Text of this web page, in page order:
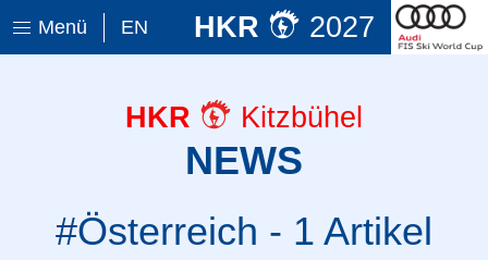
Menü EN HKR 2027
HKR Kitzbühel
NEWS
#Österreich - 1 Artikel